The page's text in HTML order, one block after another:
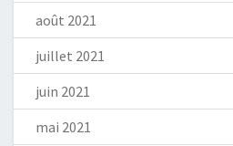
août 2021
juillet 2021
juin 2021
mai 2021